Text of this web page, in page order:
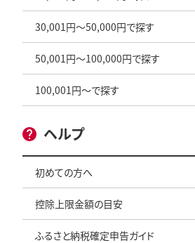
30,001円～50,000円で探す
50,001円～100,000円で探す
100,001円～で探す
ヘルプ
初めての方へ
控除上限金額の目安
ふるさと納税確定申告ガイド